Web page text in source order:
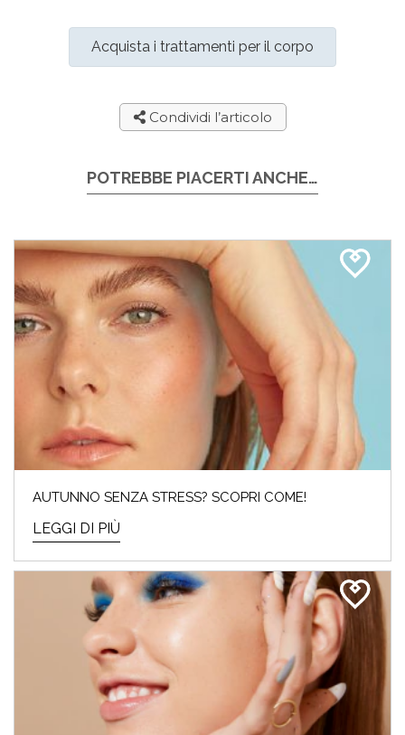
Acquista i trattamenti per il corpo
Condividi l’articolo
POTREBBE PIACERTI ANCHE…
AUTUNNO SENZA STRESS? SCOPRI COME!
LEGGI DI PIÙ